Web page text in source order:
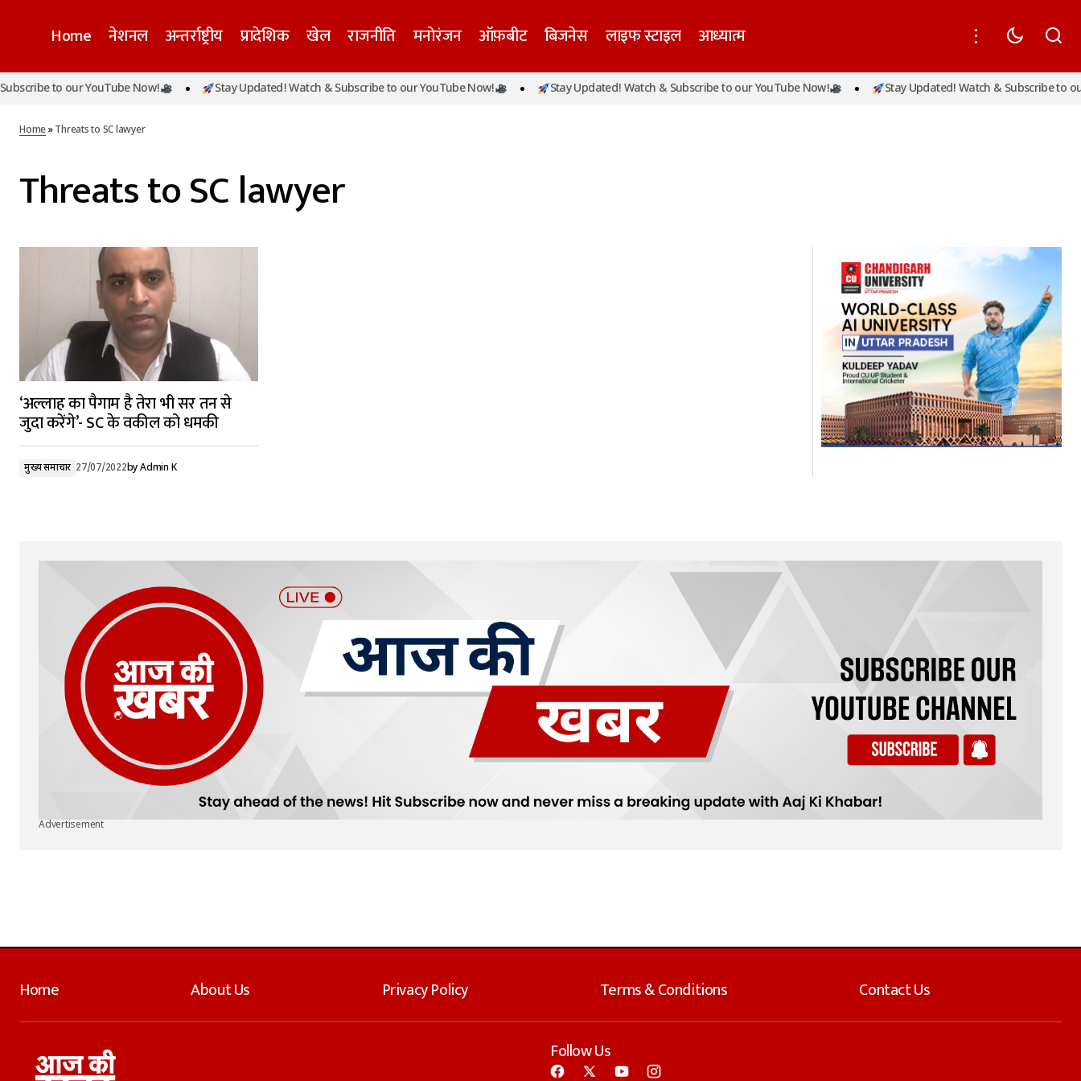
Home नेशनल अन्तर्राष्ट्रीय प्रादेशिक खेल राजनीति मनोरंजन ऑफ़बीट बिजनेस लाइफ स्टाइल आध्यात्म
to our YouTube Now! Stay Updated! Watch & Subscribe to our YouTube Now! Stay Updated! Watch & Subscribe to our YouTube Now! Stay Updated! Watch & Subscribe to our
Home»Threats to SC lawyer
Threats to SC lawyer
‘अल्लाह का पैगाम है तेरा भी सर तन से
जुदा करेंगे’- SC के वकील को धमकी
मुख्य समाचार 27/07/2022byAdmin K
Advertisement
Home About Us Privacy Policy Terms & Conditions Contact Us
Follow Us